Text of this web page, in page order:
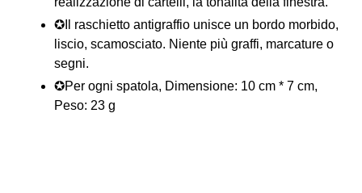
✪Il raschietto antigraffio unisce un bordo morbido,
liscio, scamosciato. Niente più graffi, marcature o
segni.
✪Per ogni spatola, Dimensione: 10 cm * 7 cm,
Peso: 23 g